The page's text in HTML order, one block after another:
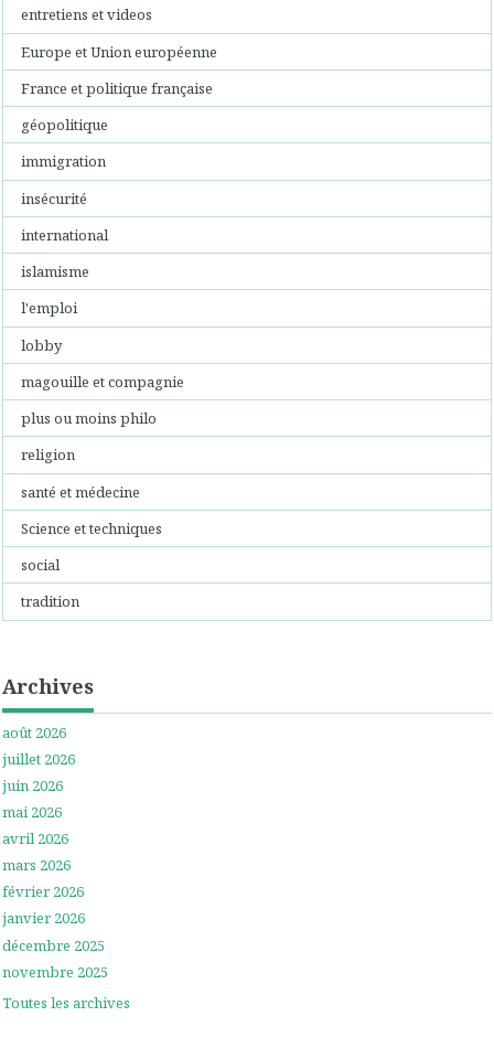
entretiens et videos
Europe et Union européenne
France et politique française
géopolitique
immigration
insécurité
international
islamisme
l'emploi
lobby
magouille et compagnie
plus ou moins philo
religion
santé et médecine
Science et techniques
social
tradition
Archives
août 2026
juillet 2026
juin 2026
mai 2026
avril 2026
mars 2026
février 2026
janvier 2026
décembre 2025
novembre 2025
Toutes les archives